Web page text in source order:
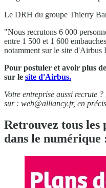
Le DRH du groupe Thierry
"Nous recrutons 6 000
entre 1 500 et 1 600
notamment sur le site d'Airbus
Pour postuler et avoir plus
sur le site d'Airbus.
Votre entreprise aussi recrute
sur : web@alliancy.fr, en
Retrouvez tous les
dans le numérique